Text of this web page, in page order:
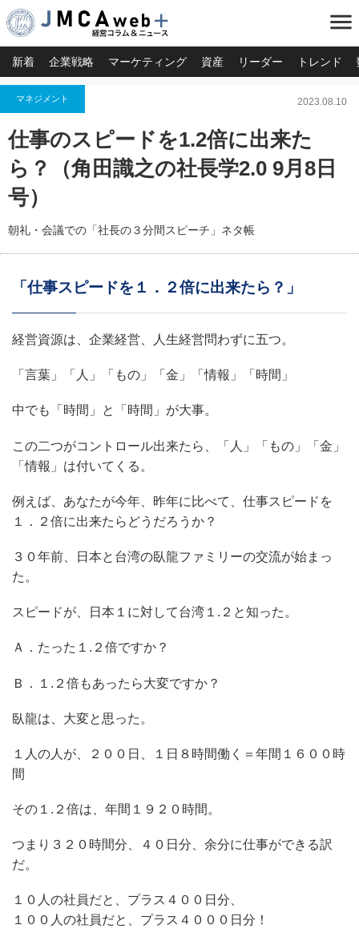
menu
新着 企業戦略 マーケティング 資産 リーダー トレンド
マネジメント 2023.08.10
仕事のスピードを1.2倍に出来た
ら？（角田識之の社長学2.0 9月8日
号）
朝礼・会議での「社長の３分間スピーチ」ネタ帳
「仕事スピードを１．２倍に出来たら？」
経営資源は、企業経営、人生経営問わずに五つ。
「言葉」「人」「もの」「金」「情報」「時間」
中でも「時間」と「時間」が大事。
この二つがコントロール出来たら、「人」「もの」「金」
「情報」は付いてくる。
例えば、あなたが今年、昨年に比べて、仕事スピードを
１．２倍に出来たらどうだろうか？
３０年前、日本と台湾の臥龍ファミリーの交流が始まっ
た。
スピードが、日本１に対して台湾１.２と知った。
Ａ．たった１.２倍ですか？
Ｂ．１.２倍もあったら大変ですか？
臥龍は、大変と思った。
１人の人が、２００日、１日８時間働く＝年間１６００時
間
その１.２倍は、年間１９２０時間。
つまり３２０時間分、４０日分、余分に仕事ができる訳
だ。
１０人の社員だと、プラス４００日分、
１００人の社員だと、プラス４０００日分！